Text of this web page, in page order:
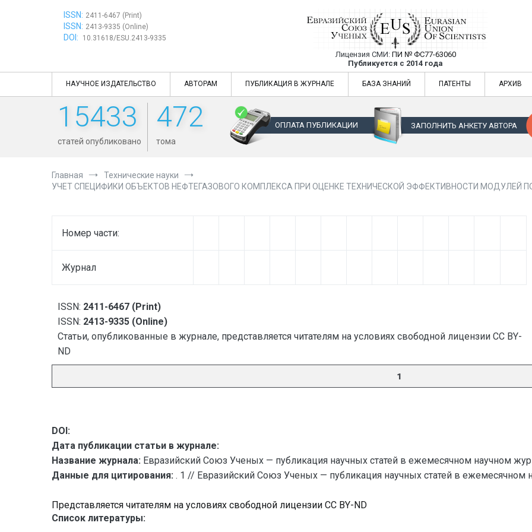
ISSN: 2411-6467 (Print)
ISSN: 2413-9335 (Online)
DOI: 10.31618/ESU.2413-9335
Евразийский Союз Ученых —
Лицензия СМИ: ПИ № ФС77-63060
Публикуется с 2014 года
Евразийский Союз Ученых — публикация научных статей в
НАУЧНОЕ ИЗДАТЕЛЬСТВО АВТОРАМ ПУБЛИКАЦИЯ В ЖУРНАЛЕ БАЗА ЗНАНИЙ ПАТЕНТЫ АРХИВ
15433
статей опубликовано
472
тома
ОПЛАТА ПУБЛИКАЦИИ ЗАПОЛНИТЬ АНКЕТУ АВТОРА
Главная
Технические науки
УЧЕТ СПЕЦИФИКИ ОБЪЕКТОВ НЕФТЕГАЗОВОГО КОМПЛЕКСА ПРИ ОЦЕНКЕ ТЕХНИЧЕСКОЙ ЭФФЕКТИВНОСТИ МОДУЛЕЙ
Номер части:
Журнал
ISSN: 2411-6467 (Print)
ISSN: 2413-9335 (Online)
Статьи, опубликованные в журнале, представляется читателям на условиях свободной лицензии CC BY-
ND
1
DOI:
Дата публикации статьи в журнале:
Название журнала: Евразийский Союз Ученых — публикация научных статей в ежемесячном научном
Данные для цитирования: . 1 // Евразийский Союз Ученых — публикация научных статей в ежемесячном
Представляется читателям на условиях свободной лицензии CC BY-ND
Список литературы: